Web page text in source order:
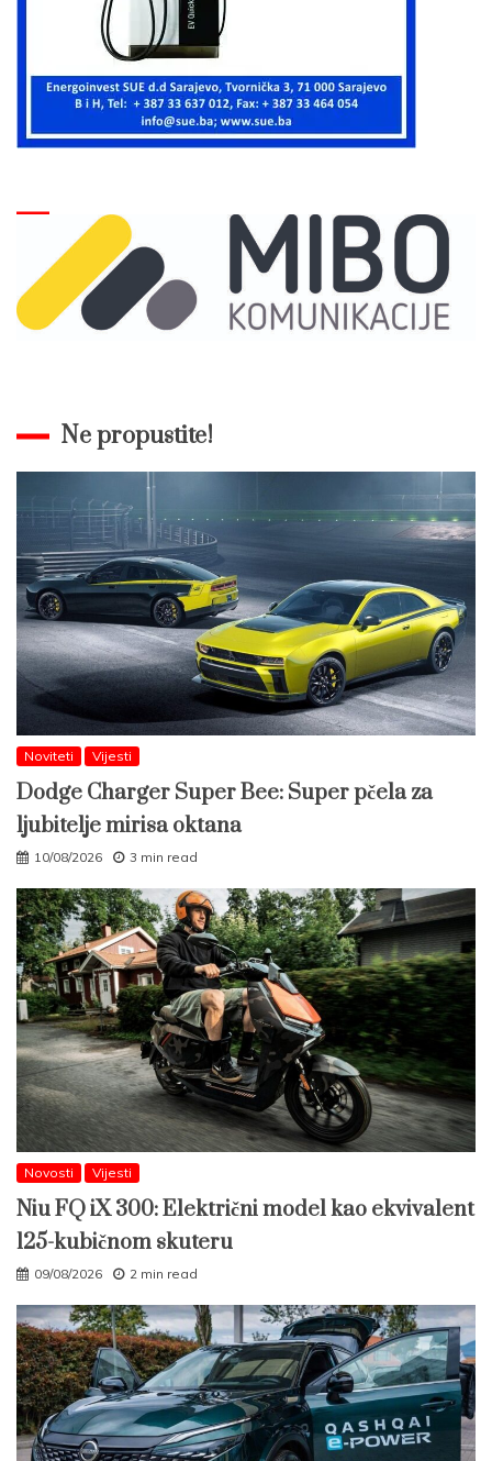
Ne propustite!
Noviteti Vijesti
Dodge Charger Super Bee: Super pčela za
ljubitelje mirisa oktana
10/08/2026 3 min read
Novosti Vijesti
Niu FQ iX 300: Električni model kao ekvivalent
125-kubičnom skuteru
09/08/2026 2 min read